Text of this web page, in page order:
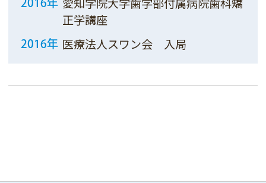
2016年
正学講座
2016年 医療法人スワン会 入局